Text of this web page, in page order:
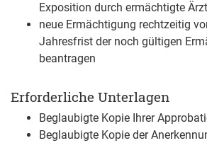
Exposition durch ermächtigte
neue Ermächtigung rechtzeitig
Jahresfrist der noch gültigen
beantragen
Erforderliche Unterlagen
Beglaubigte Kopie Ihrer
Beglaubigte Kopie der